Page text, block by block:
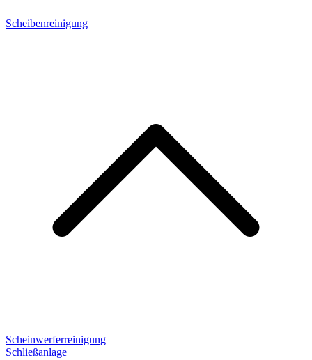
Scheibenreinigung
Scheinwerferreinigung
Schließanlage